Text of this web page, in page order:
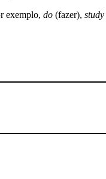
exemplo, do (fazer), study